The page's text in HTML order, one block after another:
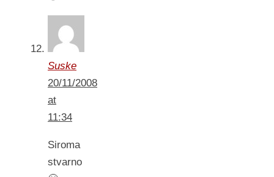
Suske
20/11/2008
at
11:34
Siroma
stvarno